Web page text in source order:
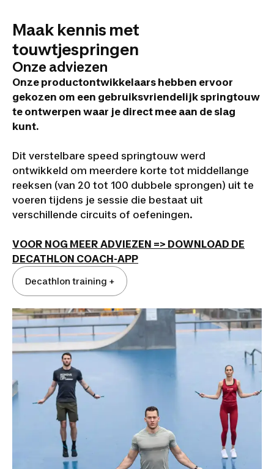
Maak kennis met
touwtjespringen
Onze adviezen
Onze productontwikkelaars hebben ervoor
gekozen om een gebruiksvriendelijk springtouw
te ontwerpen waar je direct mee aan de slag
kunt.
Dit verstelbare speed springtouw werd
ontwikkeld om meerdere korte tot middellange
reeksen (van 20 tot 100 dubbele sprongen) uit te
voeren tijdens je sessie die bestaat uit
verschillende circuits of oefeningen.
VOOR NOG MEER ADVIEZEN => DOWNLOAD DE
DECATHLON COACH-APP
Decathlon training +